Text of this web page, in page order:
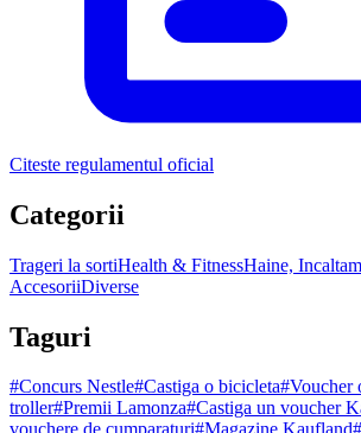
Citeste regulamentul oficial
Categorii
Trageri la sortiHealth & FitnessHaine,
AccesoriiDiverse
Taguri
#Concurs Nestle#Castiga o bicicleta#Voucher
troller#Premii Lamonza#Castiga un voucher